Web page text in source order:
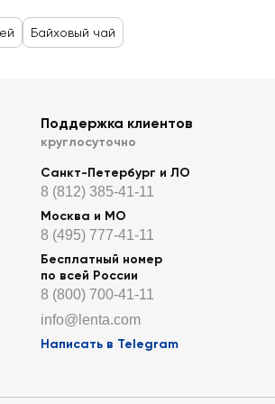
Байховый чай
Поддержка клиентов
круглосуточно
Санкт-Петербург и ЛО
8 (812) 385-41-11
Москва и МО
8 (495) 777-41-11
Бесплатный номер
по всей России
8 (800) 700-41-11
info@lenta.com
Написать в Telegram